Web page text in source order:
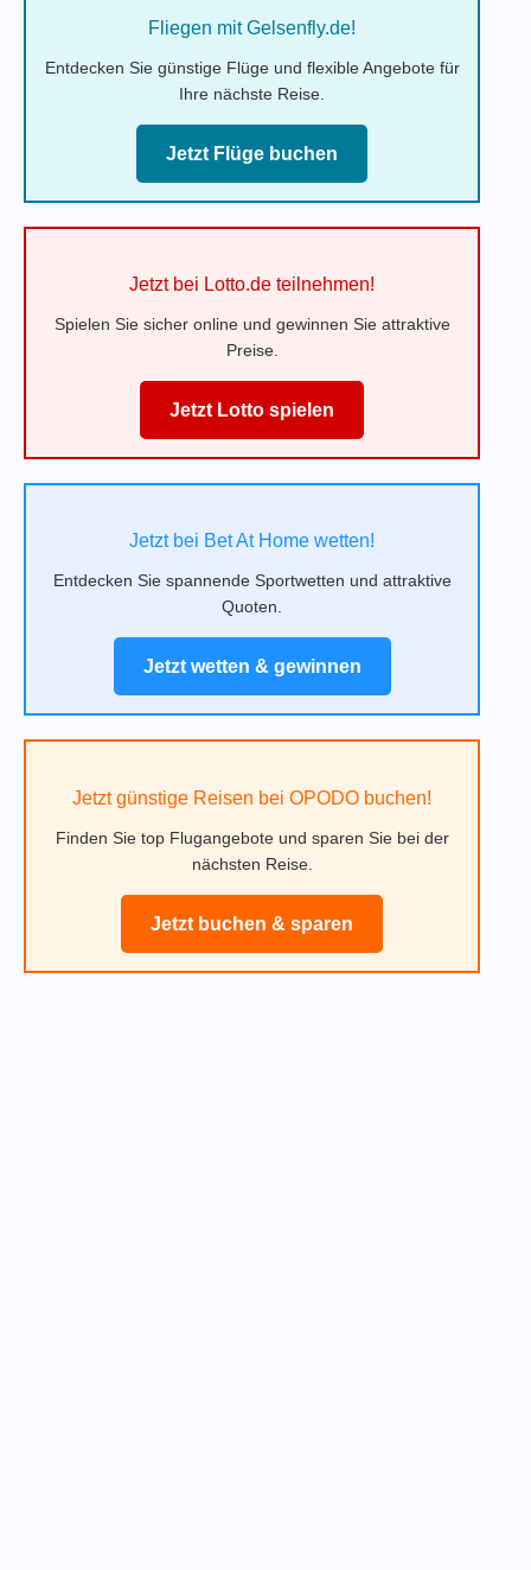
Fliegen mit Gelsenfly.de!
Entdecken Sie günstige Flüge und flexible Angebote für
Ihre nächste Reise.
Jetzt Flüge buchen
Jetzt bei Lotto.de teilnehmen!
Spielen Sie sicher online und gewinnen Sie attraktive
Preise.
Jetzt Lotto spielen
Jetzt bei Bet At Home wetten!
Entdecken Sie spannende Sportwetten und attraktive
Quoten.
Jetzt wetten & gewinnen
Jetzt günstige Reisen bei OPODO buchen!
Finden Sie top Flugangebote und sparen Sie bei der
nächsten Reise.
Jetzt buchen & sparen